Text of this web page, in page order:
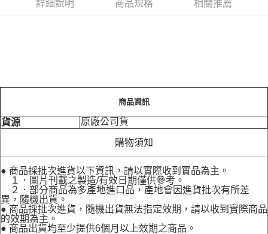
詳細說明 商品規格 相關推薦
商品資訊
貨源 原廠公司貨
購物須知
● 商品採批次進貨以下資訊，請以實際收到實品為主。
１．圖片刊載之製造/有效日期僅供參考。
２．部分商品為多產地進口品，產地會因進貨批次有所差
異，隨機出貨。
● 商品採批次進貨，隨機出貨無法指定效期，請以收到實際商品
的效期為主。
● 商品出貨均至少提供6個月以上效期之商品。